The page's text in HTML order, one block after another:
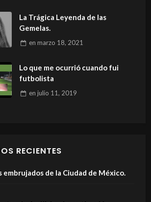
La Trágica Leyenda de las
Gemelas.
en marzo 18, 2021
Lo que me ocurrió cuando fui
futbolista
en julio 11, 2019
RECIENTES
embrujados de la Ciudad de México.